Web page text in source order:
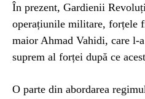
În prezent, Gardienii
operațiunile militare, forțele
maior Ahmad Vahidi, care l-
suprem al forței după ce
O parte din abordarea